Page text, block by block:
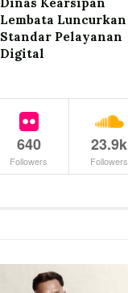
Dinas Kearsipan
Lembata Luncurkan
Standar Pelayanan
Digital
640
Followers
23.9k
Followers